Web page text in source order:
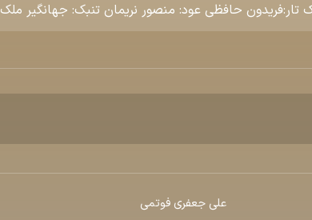
تار:فریدون حافظی عود: منصور نریمان تنبک: جهانگیر ملک
علی جعفری فوتمی